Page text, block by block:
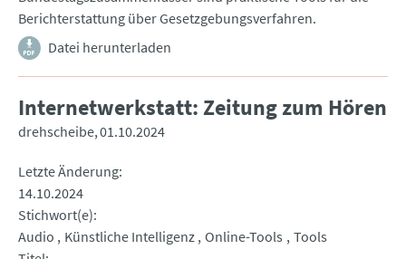
Berichterstattung über Gesetzgebungsverfahren.
Datei herunterladen
Internetwerkstatt: Zeitung zum Hören
drehscheibe 01.10.2024
Letzte Änderung
14.10.2024
Stichwort(e)
Audio
Künstliche Intelligenz Online-Tools
Tools